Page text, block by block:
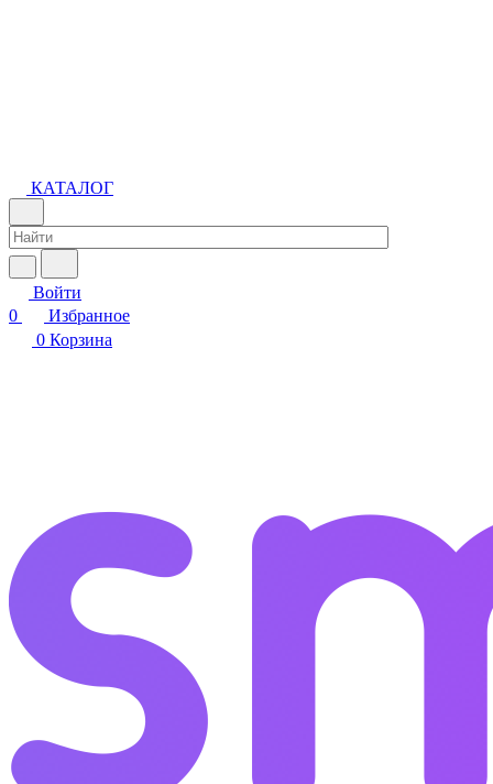
КАТАЛОГ
Войти
0
Избранное
0 Корзина